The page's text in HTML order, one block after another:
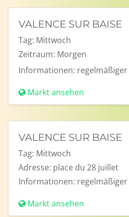
VALENCE SUR BAISE
Tag: Mittwoch
Zeitraum: Morgen
Informationen:
Markt ansehen
VALENCE SUR BAISE
Tag: Mittwoch
Adresse: place du 28 juillet
Informationen:
Markt ansehen